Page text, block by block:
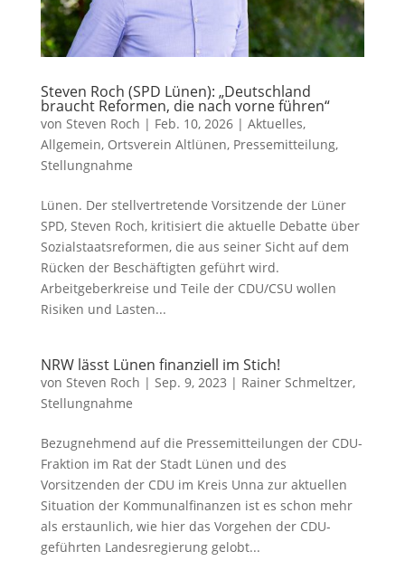
Steven Roch (SPD Lünen): „Deutschland
braucht Reformen, die nach vorne führen“
von Steven Roch | Feb. 10, 2026| Aktuelles,
Allgemein, Ortsverein Altlünen, Pressemitteilung,
Stellungnahme
Lünen. Der stellvertretende Vorsitzende der Lüner
SPD, Steven Roch, kritisiert die aktuelle Debatte über
Sozialstaatsreformen, die aus seiner Sicht auf dem
Rücken der Beschäftigten geführt wird.
Arbeitgeberkreise und Teile der CDU/CSU wollen
Risiken und Lasten...
NRW lässt Lünen finanziell im Stich!
von Steven Roch | Sep. 9, 2023 | Rainer Schmeltzer,
Stellungnahme
Bezugnehmend auf die Pressemitteilungen der CDU-
Fraktion im Rat der Stadt Lünen und des
Vorsitzenden der CDU im Kreis Unna zur aktuellen
Situation der Kommunalfinanzen ist es schon mehr
als erstaunlich, wie hier das Vorgehen der CDU-
geführten Landesregierung gelobt...